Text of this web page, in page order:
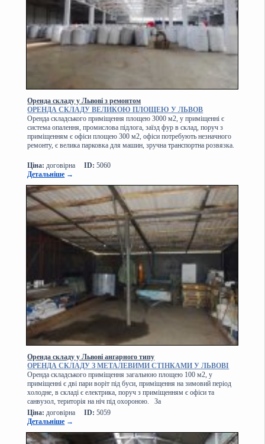
Оренда складу у Львові з ремонтом
ОРЕНДА СКЛАДУ ВЕЛИКОЮ ПЛОЩЕЮ У ЛЬВОВ
Оренда складського приміщення площею 3000 м2, у приміщенні є
система опалення, промислова підлога, заїзд фур в склад, поруч з
приміщенням є офіси площею 300 м2, офіси потребують незначного
ремонту, є велика парковка для машин, зручна транспортна розвязка.
Ціна: договірна ID: 5060
Детальніше →
Оренда складу у Львові ангарного типу
ОРЕНДА СКЛАДУ З МЕТАЛЕВИМИ СТІНКАМИ У ЛЬВОВІ
Оренда складського приміщення загальною площею 100 м2, у
приміщенні є дві пари воріт під буси, приміщення на зимовий період
холодне, в складі є електрика, поруч з приміщенням є офіси та
санвузол, територія на ніч під охороною. За
Ціна: договірна ID: 5059
Детальніше →